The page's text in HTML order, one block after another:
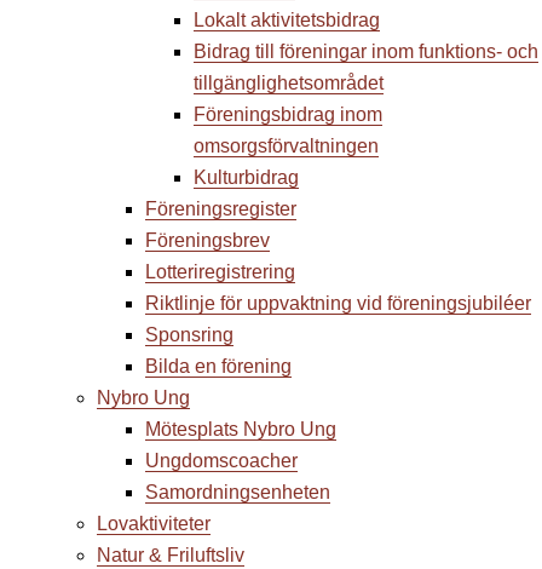
Lokalt aktivitetsbidrag
Bidrag till föreningar inom funktions- och
tillgänglighetsområdet
Föreningsbidrag inom
omsorgsförvaltningen
Kulturbidrag
Föreningsregister
Föreningsbrev
Lotteriregistrering
Riktlinje för uppvaktning vid föreningsjubiléer
Sponsring
Bilda en förening
Nybro Ung
Mötesplats Nybro Ung
Ungdomscoacher
Samordningsenheten
Lovaktiviteter
Natur & Friluftsliv